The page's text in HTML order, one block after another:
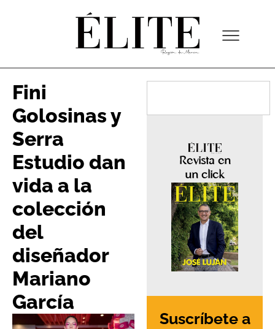
Fini
Golosinas y
Serra
Estudio dan
vida a la
colección
del
diseñador
Mariano
García
Revista en
un click
Suscríbete a